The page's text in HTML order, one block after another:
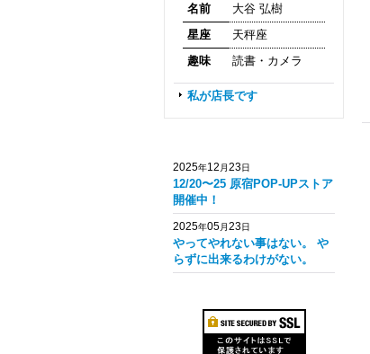
名前
大谷 弘樹
星座
天秤座
趣味
読書・カメラ
私が店長です
2025年12 月23日
12/20〜25 原宿POP-UPストア
開催中！
2025年05月23日
やってやれない事はない。 や
らずに出来るわけがない。